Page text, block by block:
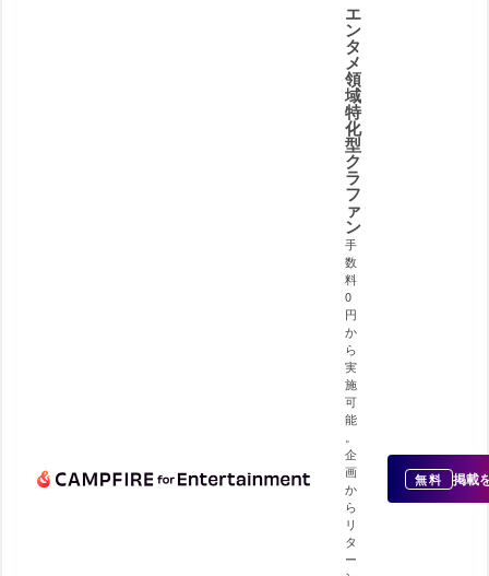
エ
ン
タ
メ
領
域
特
化
型
ク
ラ
フ
ァ
ン
手
数
料
0
円
か
ら
実
施
可
能
企
画
か
ら
リ
タ
ー
無料 掲載